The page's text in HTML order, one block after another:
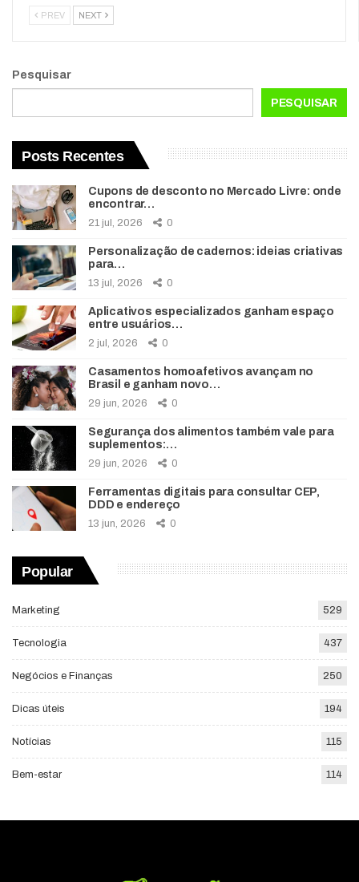
PREV NEXT
Pesquisar
PESQUISAR
Posts Recentes
Cupons de desconto no Mercado Livre: onde
encontrar…
21 jul, 2026 0
Personalização de cadernos: ideias criativas
para…
13 jul, 2026 0
Aplicativos especializados ganham espaço
entre usuários…
2 jul, 2026 0
Casamentos homoafetivos avançam no
Brasil e ganham novo…
29 jun, 2026 0
Segurança dos alimentos também vale para
suplementos:…
29 jun, 2026 0
Ferramentas digitais para consultar CEP,
DDD e endereço
13 jun, 2026 0
Popular
Marketing 529
Tecnologia 437
Negócios e Finanças 250
Dicas úteis 194
Notícias 115
Bem-estar 114